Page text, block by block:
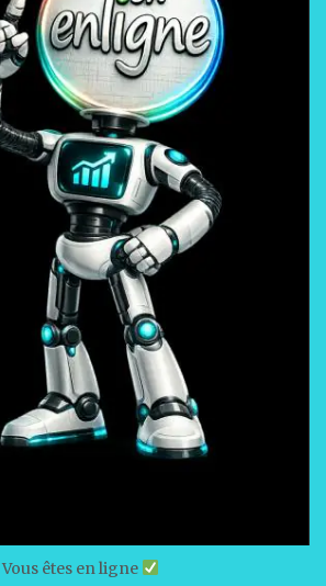
Vous êtes en ligne